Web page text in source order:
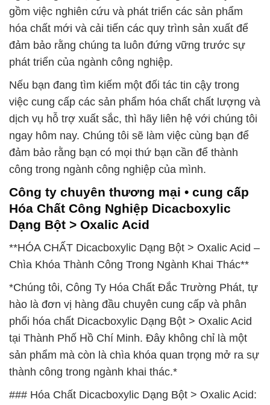
gồm việc nghiên cứu và phát triển các sản phẩm
hóa chất mới và cải tiến các quy trình sản xuất để
đảm bảo rằng chúng ta luôn đứng vững trước sự
phát triển của ngành công nghiệp.
Nếu bạn đang tìm kiếm một đối tác tin cậy trong
việc cung cấp các sản phẩm hóa chất chất lượng và
dịch vụ hỗ trợ xuất sắc, thì hãy liên hệ với chúng tôi
ngay hôm nay. Chúng tôi sẽ làm việc cùng bạn để
đảm bảo rằng bạn có mọi thứ bạn cần để thành
công trong ngành công nghiệp của mình.
Công ty chuyên thương mại • cung cấp
Hóa Chất Công Nghiệp Dicacboxylic
Dạng Bột > Oxalic Acid
**HÓA CHẤT Dicacboxylic Dạng Bột > Oxalic Acid –
Chìa Khóa Thành Công Trong Ngành Khai Thác**
*Chúng tôi, Công Ty Hóa Chất Đắc Trường Phát, tự
hào là đơn vị hàng đầu chuyên cung cấp và phân
phối hóa chất Dicacboxylic Dạng Bột > Oxalic Acid
tại Thành Phố Hồ Chí Minh. Đây không chỉ là một
sản phẩm mà còn là chìa khóa quan trọng mở ra sự
thành công trong ngành khai thác.*
### Hóa Chất Dicacboxylic Dạng Bột > Oxalic Acid: